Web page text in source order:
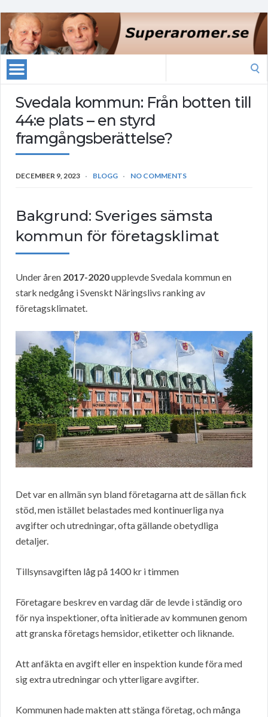
Svedala kommun: Från botten till
44:e plats – en styrd
framgångsberättelse?
DECEMBER 9, 2023 BLOGG NO COMMENTS
Bakgrund: Sveriges sämsta
kommun för företagsklimat
Under åren 2017-2020upplevde Svedala kommun en
stark nedgång i Svenskt Näringslivs ranking av
företagsklimatet.
Det var en allmän syn bland företagarna att de sällan fick
stöd, men istället belastades med kontinuerliga nya
avgifter och utredningar, ofta gällande obetydliga
detaljer.
Tillsynsavgiften låg på 1400 kr i timmen
Företagare beskrev en vardag där de levde i ständig oro
för nya inspektioner, ofta initierade av kommunen genom
att granska företags hemsidor, etiketter och liknande.
Att anfäkta en avgift eller en inspektion kunde föra med
sig extra utredningar och ytterligare avgifter.
Kommunen hade makten att stänga företag, och många